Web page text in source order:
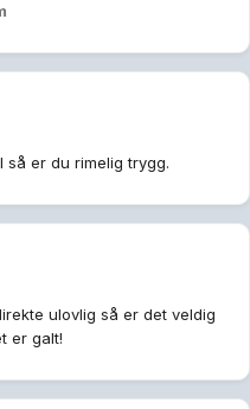
så er du rimelig trygg.
ulovlig så er det veldig
er galt!